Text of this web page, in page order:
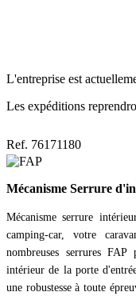
L'entreprise est
Les expéditions
Ref. 76171180
Mécanisme Serrure
Mécanisme serrure
camping-car, votre
nombreuses serrures
intérieur de la porte
une robustesse à toute